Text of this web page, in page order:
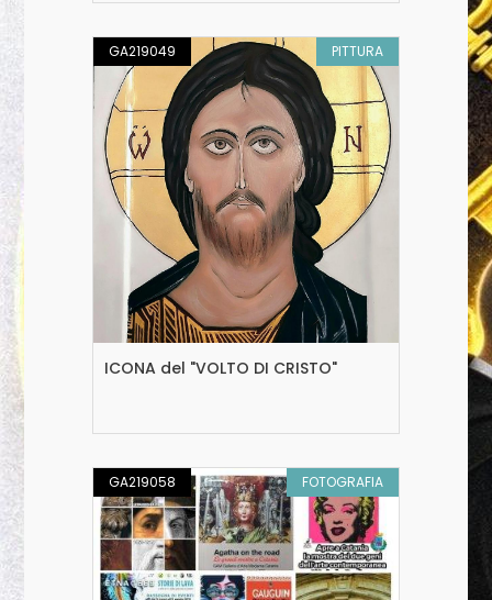
GA219049 PITTURA
ICONA del "VOLTO DI CRISTO"
GA219058 FOTOGRAFIA